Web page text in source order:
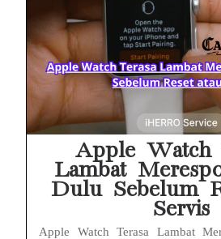
Apple Watch
Lambat
Dulu Sebelum
Servis
Apple Watch Terasa Lambat